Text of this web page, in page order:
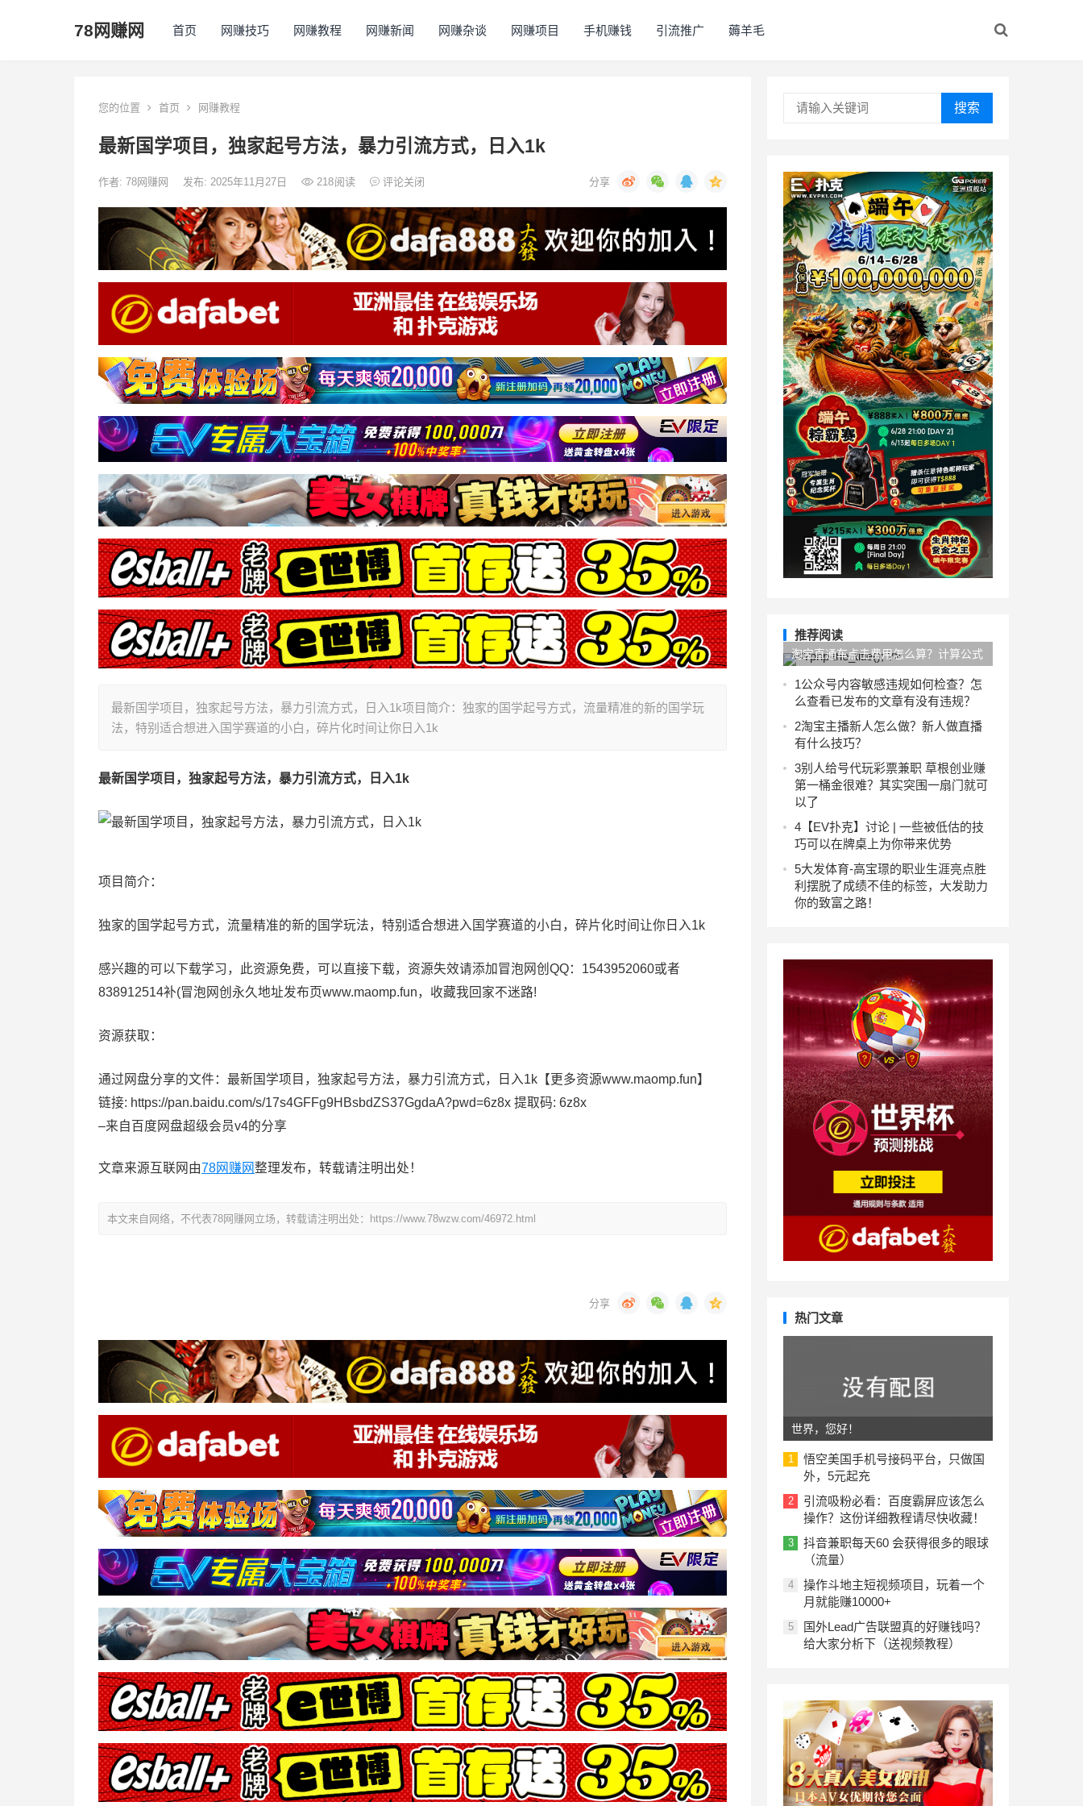
78网赚网 首页 网赚技巧 网赚教程 网赚新闻 网赚杂谈 网赚项目 手机赚钱 引流推广 薅羊毛
您的位置 首页 网赚教程
最新国学项目，独家起号方法，暴力引流方式，日入1k
作者: 78网赚网 发布: 2025年11月27日 218阅读 评论关闭
最新国学项目，独家起号方法，暴力引流方式，日入1k项目简介：独家的国学起号方式，流量精准的新的国学玩
法，特别适合想进入国学赛道的小白，碎片化时间让你日入1k
最新国学项目，独家起号方法，暴力引流方式，日入1k
项目简介：
独家的国学起号方式，流量精准的新的国学玩法，特别适合想进入国学赛道的小白，碎片化时间让你日入1k
感兴趣的可以下载学习，此资源免费，可以直接下载，资源失效请添加冒泡网创QQ：1543952060或者
838912514补(冒泡网创永久地址发布页www.maomp.fun，收藏我回家不迷路!
资源获取：
通过网盘分享的文件：最新国学项目，独家起号方法，暴力引流方式，日入1k【更多资源www.maomp.fun】
链接: https://pan.baidu.com/s/17s4GFFg9HBsbdZS37GgdaA?pwd=6z8x 提取码: 6z8x
–来自百度网盘超级会员v4的分享
文章来源互联网由78网赚网整理发布，转载请注明出处！
本文来自网络，不代表78网赚网立场，转载请注明出处：https://www.78wzw.com/46972.html
搜索
推荐阅读
淘宝直通车点击费用怎么算？计算公式
是什么？
1公众号内容敏感违规如何检查？怎
么查看已发布的文章有没有违规？
2淘宝主播新人怎么做？新人做直播
有什么技巧？
3别人给号代玩彩票兼职 草根创业赚
第一桶金很难？其实突围一扇门就可
以了
4 【EV扑克】讨论 | 一些被低估的技
巧可以在牌桌上为你带来优势
5大发体育-高宝璟的职业生涯亮点胜
利摆脱了成绩不佳的标签，大发助力
你的致富之路！
热门文章
世界，您好！
1
悟空美国手机号接码平台，只做国
外，5元起充
2
引流吸粉必看：百度霸屏应该怎么
操作？这份详细教程请尽快收藏！
3
抖音兼职每天60 会获得很多的眼球
（流量）
4
操作斗地主短视频项目，玩着一个
月就能赚10000+
5
国外Lead广告联盟真的好赚钱吗？
给大家分析下（送视频教程）